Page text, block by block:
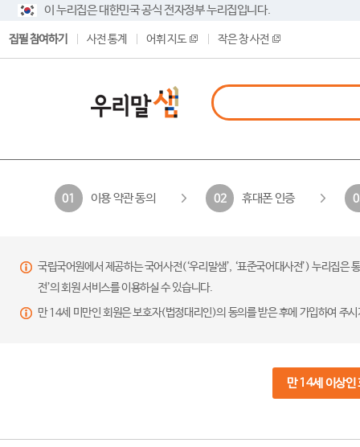
이 누리집은 대한민국 공식 전자정부 누리집입니다.
집필 참여하기 사전 통계 어휘 지도 작은 창 사전
01 이용 약관 동의 02 휴대폰 인증
국립국어원에서 제공하는 국어사전(‘우리말샘’, ‘표준국어대사전’) 누리집
전’의 회원 서비스를 이용하실 수 있습니다.
만 14세 미만인 회원은 보호자(법정대리인)의 동의를 받은 후에 가입하여 주
만 14세 이상인